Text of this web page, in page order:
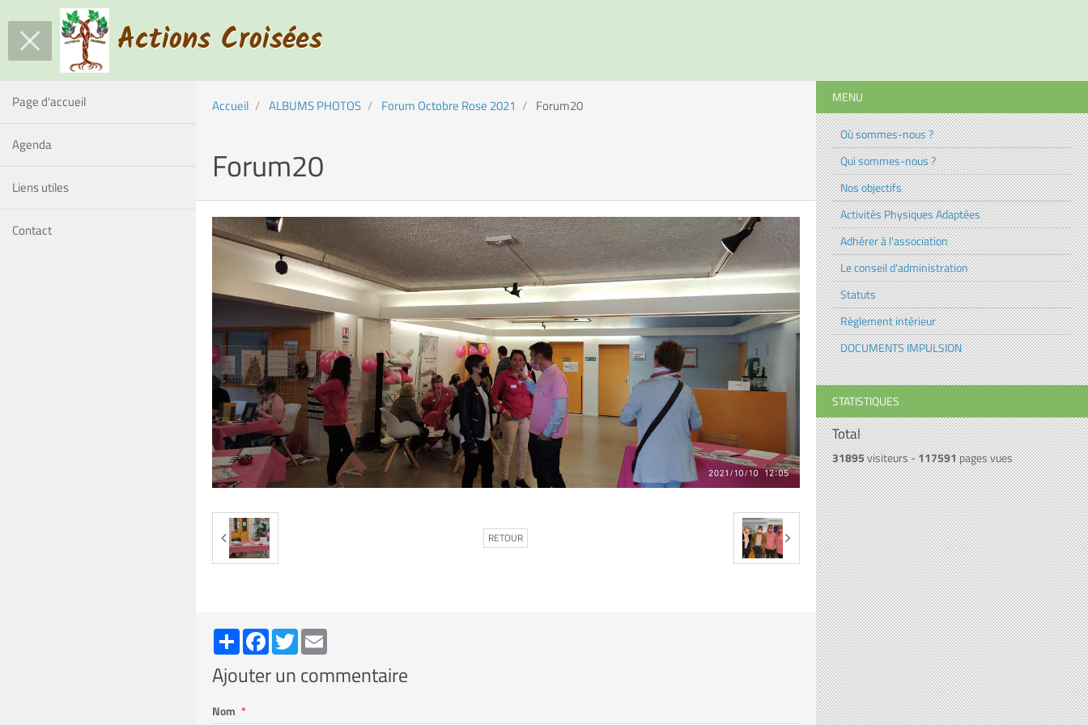
Actions Croisées
Page d'accueil
Agenda
Liens utiles
Contact
Accueil ALBUMS PHOTOS Forum Octobre Rose 2021 Forum20
Forum20
RETOUR
PartagerFacebookTwitterEmail
Ajouter un commentaire
Nom
MENU
Où sommes-nous ?
Qui sommes-nous ?
Nos objectifs
Activités Physiques Adaptées
Adhérer à l'association
Le conseil d'administration
Statuts
Règlement intérieur
DOCUMENTS IMPULSION
STATISTIQUES
Total
31895visiteurs -117591pages vues